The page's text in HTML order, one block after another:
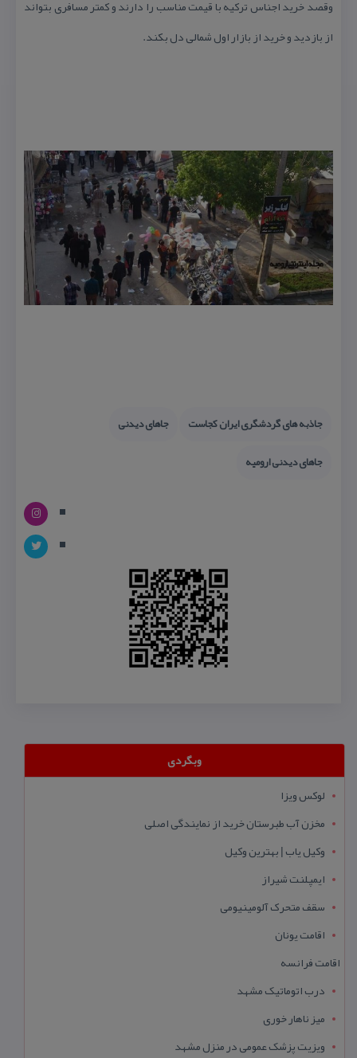
وقصد خرید اجناس تركیه با قیمت مناسب را دارند و كمتر مسافری بتواند
از بازدید و خرید از بازار اول شمالی دل بكند.
جاذبه های گردشگری ایران كجاست
جاهای دیدنی
جاهای دیدنی ارومیه
وبگردی
لوکس ویزا
مخزن آب طبرستان خرید از نمایندگی اصلی
وکیل یاب | بهترین وکیل
ایمپلنت شیراز
سقف متحرک آلومینیومی
اقامت یونان
اقامت فرانسه
درب اتوماتیک مشهد
میز ناهار خوری
ویزیت پزشک عمومی در منزل مشهد